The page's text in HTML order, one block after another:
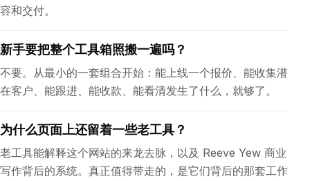
容和交付。
新手要把整个工具箱照搬一遍吗？
不要。从最小的一套组合开始：能上线一个报价、能收集潜
在客户、能跟进、能收款、能看清发生了什么，就够了。
为什么页面上还留着一些老工具？
老工具能解释这个网站的来龙去脉，以及 Reeve Yew 商业
写作背后的系统。真正值得带走的，是它们背后的那套工作